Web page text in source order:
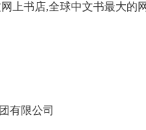
上书店,全球中文书最大的
有限公司